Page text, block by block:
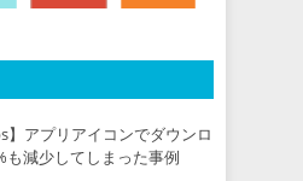
】アプリアイコンでダウンロ
も減少してしまった事例